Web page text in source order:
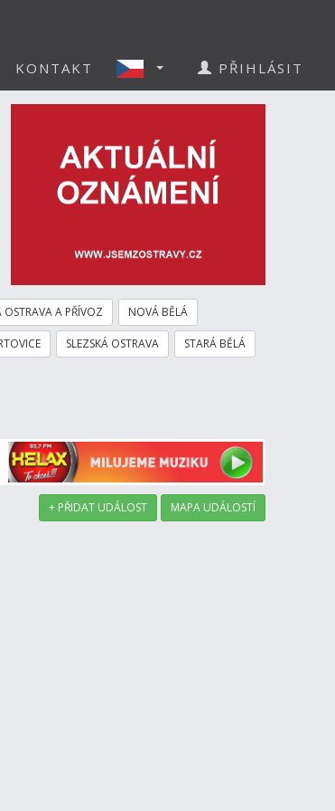
KONTAKT PŘIHLÁSIT
OSTRAVA A PŘÍVOZ NOVÁ BĚLÁ
SLEZSKÁ OSTRAVA STARÁ BĚLÁ
+ PŘIDAT UDÁLOST MAPA UDÁLOSTÍ